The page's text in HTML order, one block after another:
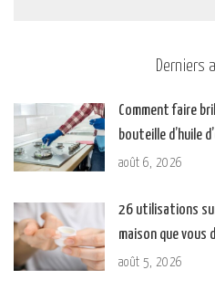
Derniers
Comment faire
bouteille d’huile
août 6, 2026
26 utilisations
maison que vous
août 5, 2026